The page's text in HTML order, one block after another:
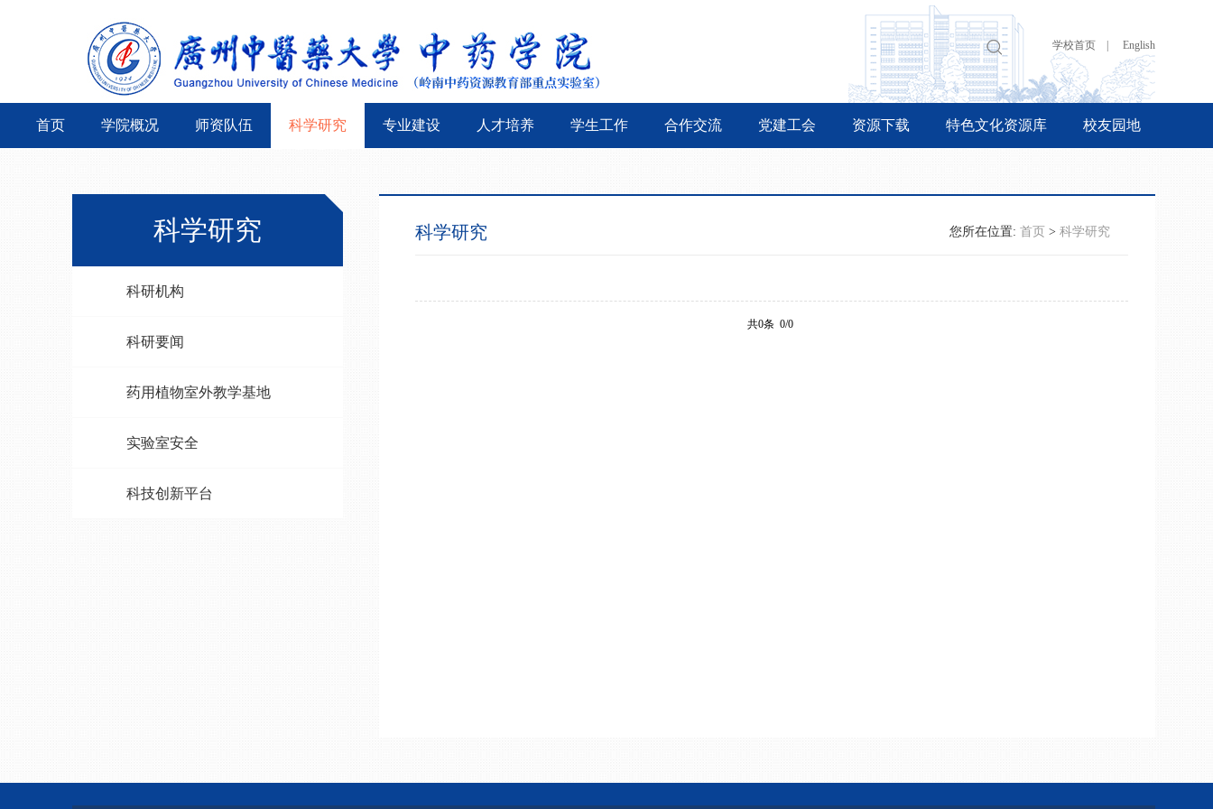
学校首页 | English
首页 学院概况 师资队伍 科学研究 专业建设 人才培养 学生工作 合作交流 党建工会 资源下载 特色文化资源库 校友园地
科学研究
科研机构
科研要闻
药用植物室外教学基地
实验室安全
科技创新平台
科学研究 您所在位置: 首页 > 科学研究
共0条 0/0